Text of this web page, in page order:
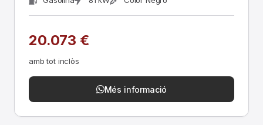
20.073 €
amb tot inclòs
Més informació